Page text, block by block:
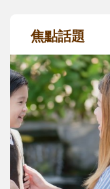
焦點話題